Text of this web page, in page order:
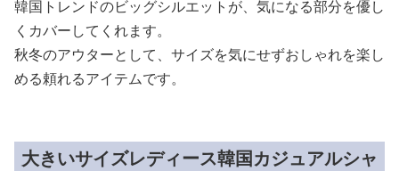
韓国トレンドのビッグシルエットが、気になる部分を優し
くカバーしてくれます。
秋冬のアウターとして、サイズを気にせずおしゃれを楽し
める頼れるアイテムです。
大きいサイズレディース韓国カジュアルシャ